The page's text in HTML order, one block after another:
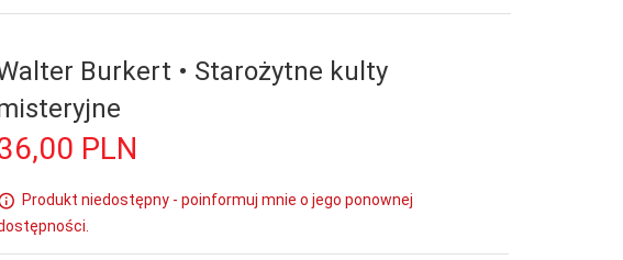
Burkert • Starożytne kulty
00 PLN
Produkt niedostępny - poinformuj mnie o jego ponownej